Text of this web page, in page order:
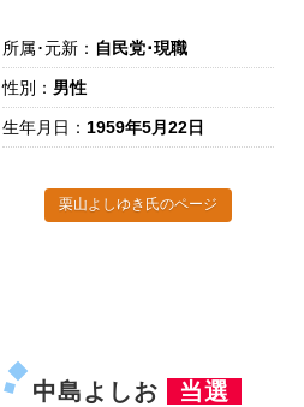
所属･元新： 自民党･現職
性別： 男性
生年月日： 1959年5月22日
栗山よしゆき氏のページ
中島よしお 当選